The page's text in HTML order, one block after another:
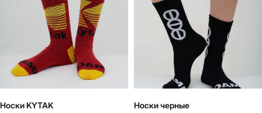
Носки KYTAK
Носки черные